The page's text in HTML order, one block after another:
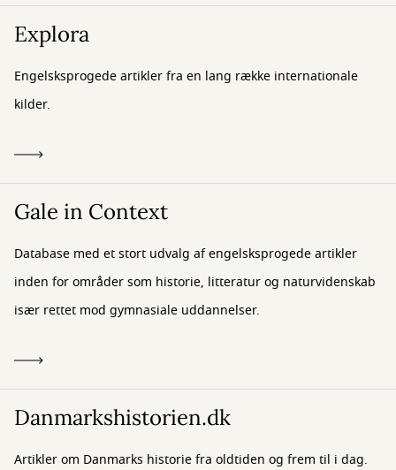
Explora
Engelsksprogede artikler fra en lang række internationale
kilder.
Gale in Context
Database med et stort udvalg af engelsksprogede artikler
inden for områder som historie, litteratur og naturvidenskab
især rettet mod gymnasiale uddannelser.
Danmarkshistorien.dk
Artikler om Danmarks historie fra oldtiden og frem til i dag.